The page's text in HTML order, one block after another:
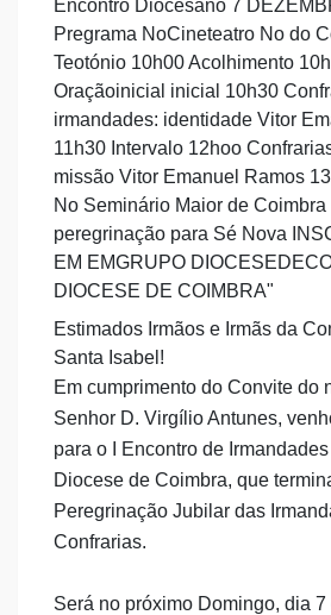
Estimados Irmãos e Irmãs da
Santa Isabel!
Em cumprimento do Convite do
Senhor D. Virgílio Antunes,
para o I Encontro de
Diocese de Coimbra, que
Peregrinação Jubilar das
Confrarias.
Será no próximo Domingo, dia